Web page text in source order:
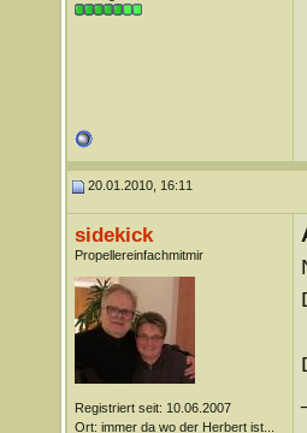
20.01.2010, 16:11
sidekick
Propellereinfachmitmir
Registriert seit: 10.06.2007
Ort: immer da wo der Herbert ist...